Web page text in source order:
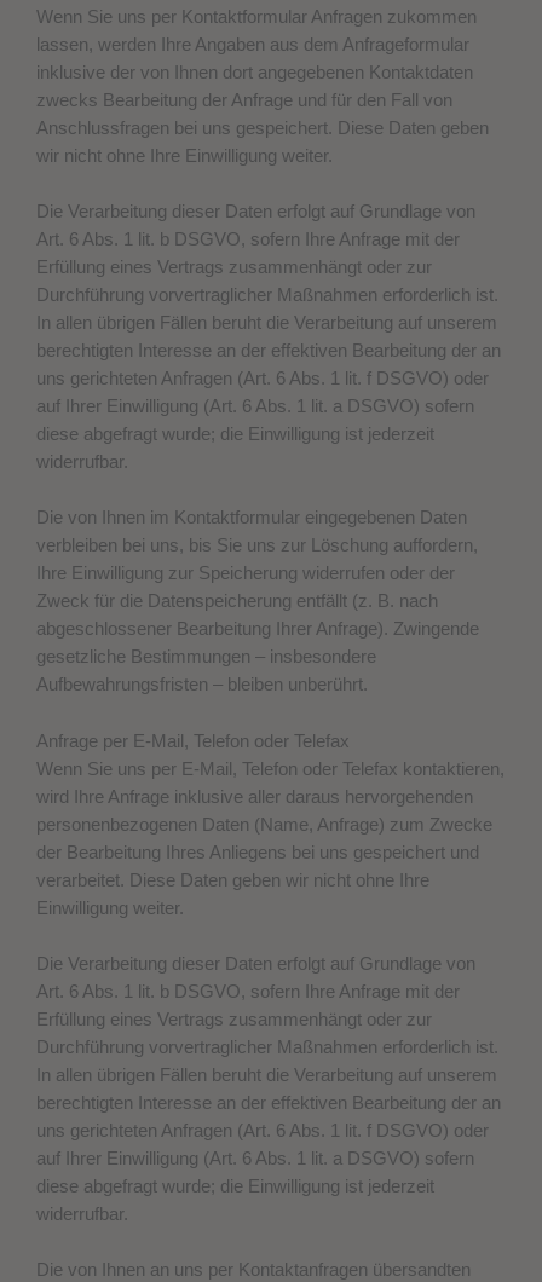
Wenn Sie uns per Kontaktformular Anfragen zukommen
lassen, werden Ihre Angaben aus dem Anfrageformular
inklusive der von Ihnen dort angegebenen Kontaktdaten
zwecks Bearbeitung der Anfrage und für den Fall von
Anschlussfragen bei uns gespeichert. Diese Daten geben
wir nicht ohne Ihre Einwilligung weiter.
Die Verarbeitung dieser Daten erfolgt auf Grundlage von
Art. 6 Abs. 1 lit. b DSGVO, sofern Ihre Anfrage mit der
Erfüllung eines Vertrags zusammenhängt oder zur
Durchführung vorvertraglicher Maßnahmen erforderlich ist.
In allen übrigen Fällen beruht die Verarbeitung auf unserem
berechtigten Interesse an der effektiven Bearbeitung der an
uns gerichteten Anfragen (Art. 6 Abs. 1 lit. f DSGVO) oder
auf Ihrer Einwilligung (Art. 6 Abs. 1 lit. a DSGVO) sofern
diese abgefragt wurde; die Einwilligung ist jederzeit
widerrufbar.
Die von Ihnen im Kontaktformular eingegebenen Daten
verbleiben bei uns, bis Sie uns zur Löschung auffordern,
Ihre Einwilligung zur Speicherung widerrufen oder der
Zweck für die Datenspeicherung entfällt (z. B. nach
abgeschlossener Bearbeitung Ihrer Anfrage). Zwingende
gesetzliche Bestimmungen – insbesondere
Aufbewahrungsfristen – bleiben unberührt.
Anfrage per E-Mail, Telefon oder Telefax
Wenn Sie uns per E-Mail, Telefon oder Telefax kontaktieren,
wird Ihre Anfrage inklusive aller daraus hervorgehenden
personenbezogenen Daten (Name, Anfrage) zum Zwecke
der Bearbeitung Ihres Anliegens bei uns gespeichert und
verarbeitet. Diese Daten geben wir nicht ohne Ihre
Einwilligung weiter.
Die Verarbeitung dieser Daten erfolgt auf Grundlage von
Art. 6 Abs. 1 lit. b DSGVO, sofern Ihre Anfrage mit der
Erfüllung eines Vertrags zusammenhängt oder zur
Durchführung vorvertraglicher Maßnahmen erforderlich ist.
In allen übrigen Fällen beruht die Verarbeitung auf unserem
berechtigten Interesse an der effektiven Bearbeitung der an
uns gerichteten Anfragen (Art. 6 Abs. 1 lit. f DSGVO) oder
auf Ihrer Einwilligung (Art. 6 Abs. 1 lit. a DSGVO) sofern
diese abgefragt wurde; die Einwilligung ist jederzeit
widerrufbar.
Die von Ihnen an uns per Kontaktanfragen übersandten